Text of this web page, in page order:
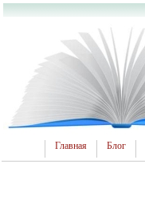
Главная Блог